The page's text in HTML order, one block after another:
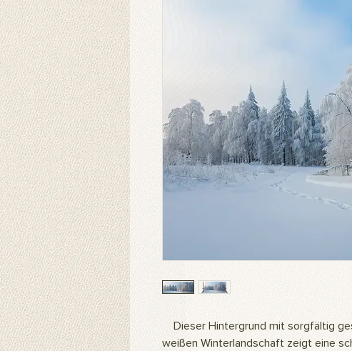
Dieser Hintergrund mit sorgfältig
weißen Winterlandschaft zeigt eine